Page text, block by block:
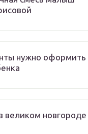
нужно оформить
великом новгороде